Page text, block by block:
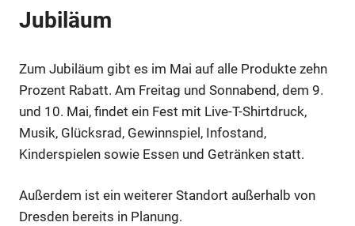
Anzeige
Jubiläum
Zum Jubiläum gibt es im Mai auf alle Produkte zehn
Prozent Rabatt. Am Freitag und Sonnabend, dem 9.
und 10. Mai, findet ein Fest mit Live-T-Shirtdruck,
Musik, Glücksrad, Gewinnspiel, Infostand,
Kinderspielen sowie Essen und Getränken statt.
Außerdem ist ein weiterer Standort außerhalb von
Dresden bereits in Planung.